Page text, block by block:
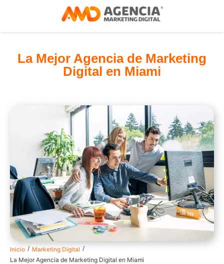
La Mejor Agencia de Marketing
Digital en Miami
Inicio / Marketing Digital /
La Mejor Agencia de Marketing Digital en Miami